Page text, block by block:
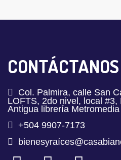
CONTÁCTANOS
Col. Palmira, calle San
LOFTS, 2do nivel, local #3,
Antigua librería Metromedia
+504 9907-7173